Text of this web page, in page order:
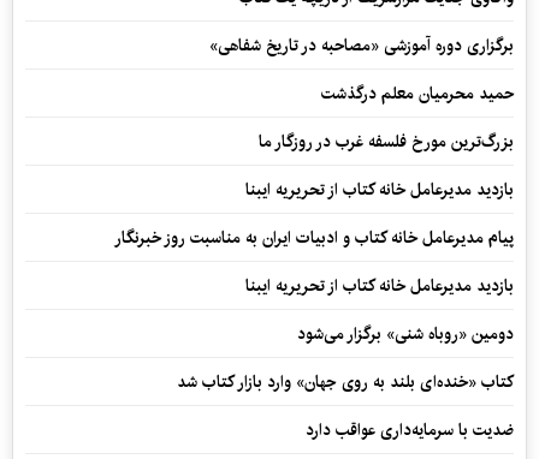
برگزاری دوره آموزشی «مصاحبه در تاریخ شفاهی»
حمید محرمیان معلم درگذشت
بزرگ‌ترین مورخ فلسفه غرب در روزگار ما
بازدید مدیرعامل خانه کتاب از تحریریه ایبنا
پیام مدیرعامل خانه کتاب و ادبیات ایران به مناسبت روز خبرنگار
بازدید مدیرعامل خانه کتاب از تحریریه ایبنا
دومین «روباه شنی» برگزار می‌شود
کتاب «خنده‌ای بلند به روی جهان» وارد بازار کتاب شد
ضدیت با سرمایه‌داری عواقب دارد